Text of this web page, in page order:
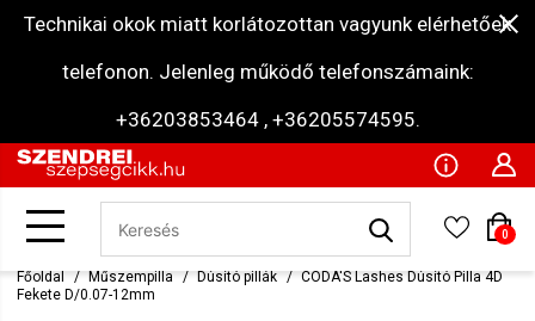
Technikai okok miatt korlátozottan vagyunk elérhetőek
telefonon. Jelenleg működő telefonszámaink:
+36203853464 , +36205574595.
0
Főoldal Műszempilla Dúsító pillák
CODA'S Lashes Dúsító Pilla 4D
Fekete D/0.07-12mm